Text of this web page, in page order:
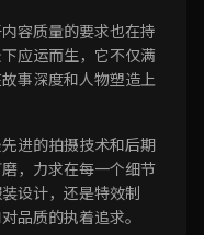
容质量的要求也在持
应运而生，它不仅满
事深度和人物塑造上
进的拍摄技术和后期
，力求在每一个细节
设计，还是特效制
品质的执着追求。